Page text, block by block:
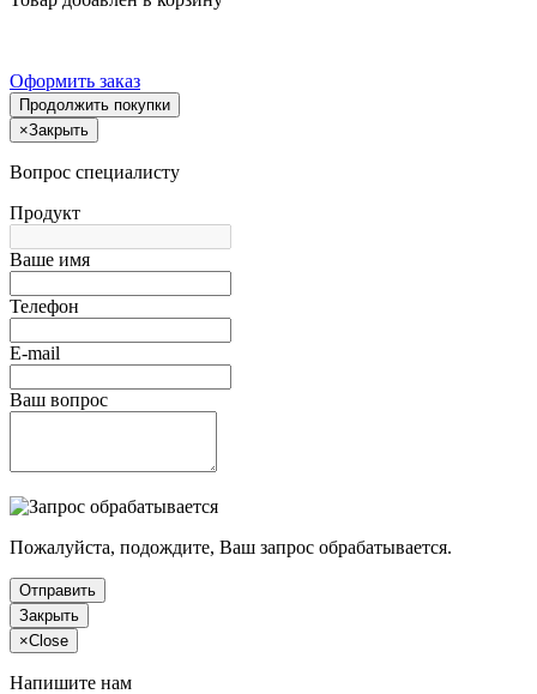
Оформить заказ
Продолжить покупки
×Закрыть
Вопрос специалисту
Продукт
Ваше имя
Телефон
E-mail
Ваш вопрос
Пожалуйста, подождите, Ваш запрос обрабатывается.
Отправить
Закрыть
×Close
Напишите нам